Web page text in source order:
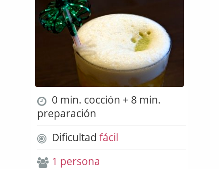
0 min. cocción + 8 min.
preparación
Dificultad fácil
1 persona